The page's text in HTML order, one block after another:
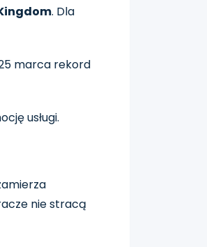
. Dla
marca rekord
usługi.
nie stracą